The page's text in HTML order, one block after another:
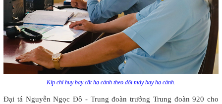
Kíp chỉ huy bay cất hạ cánh theo dõi máy bay hạ cánh.
Đại tá Nguyễn Ngọc Đô - Trung đoàn trưởng Trung đoàn 920 cho